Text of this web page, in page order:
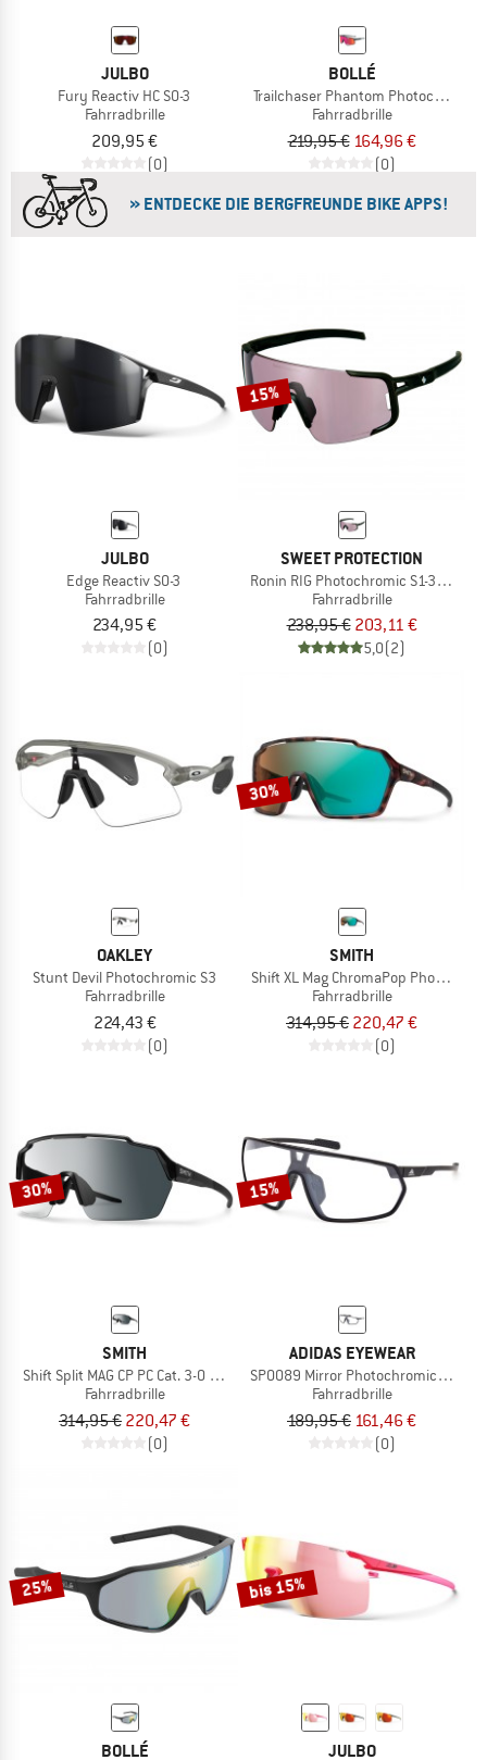
JULBO
Fury Reactiv HC S0-3
Fahrradbrille
209,95 €
(0)
BOLLÉ
Trailchaser Phantom Photochromic
Fahrradbrille
219,95 € 164,96 €
(0)
» ENTDECKE DIE BERGFREUNDE BIKE APPS!
JULBO
Edge Reactiv S0-3
Fahrradbrille
234,95 €
(0)
15%
SWEET PROTECTION
Ronin RIG Photochromic S1-3 (VLT
Fahrradbrille
238,95 € 203,11 €
5,0(2)
OAKLEY
Stunt Devil Photochromic S3
Fahrradbrille
224,43 €
(0)
30%
SMITH
Shift XL Mag ChromaPop
Fahrradbrille
314,95 € 220,47 €
(0)
30%
SMITH
Shift Split MAG CP PC Cat. 3-0 VLT 20-85%
Fahrradbrille
314,95 € 220,47 €
(0)
15%
ADIDAS EYEWEAR
SP0089 Mirror Photochromic Cat. 0-
Fahrradbrille
189,95 € 161,46 €
(0)
25%
BOLLÉ
bis 15%
JULBO